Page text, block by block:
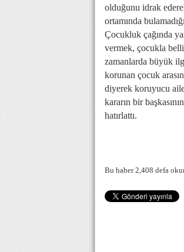
olduğunu idrak
ortamında
Çocukluk çağında
vermek, çocukla
zamanlarda büyük
korunan çocuk
diyerek koruyucu
kararın bir
hatırlattı.
Bu haber 2,408 defa